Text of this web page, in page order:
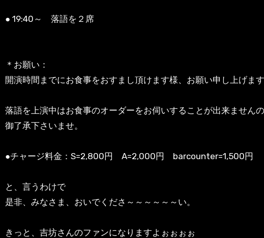
● 19:40～ 落語を２席
＊お願い：
開演時間までにお食事をおすまし頂けます様、お願い申し上げます
落語を上演中はお食事のオーダーをお伺いすることが出来ませんの
御了承下さいませ。
●チャージ料金：S=2,800円 A=2,000円 barcounter=1,500円
と、言うわけで
是非、みなさま、おいでくださ～～～～～～い。
きっと、吉坊さんのファンになりますよぉぉぉぉ